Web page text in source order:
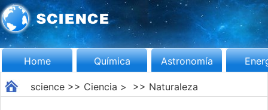
Home Química Astronomía
science>> Ciencia > >> Naturaleza